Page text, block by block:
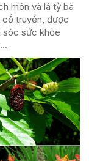
môn và lá tỳ bà
cổ truyền, được
sóc sức khỏe